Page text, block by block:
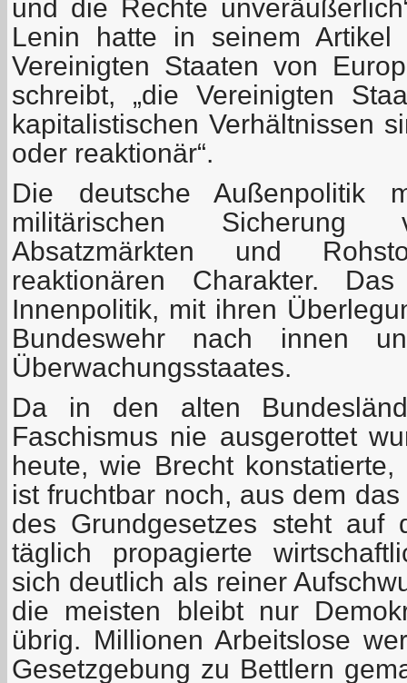
und die Rechte
Lenin hatte in seinem
Vereinigten Staaten von
schreibt, „die Vereinigten
kapitalistischen Verhältnissen
oder reaktionär“.
Die deutsche Außenpolitik
militärischen Sicherung
Absatzmärkten und
reaktionären Charakter.
Innenpolitik, mit ihren
Bundeswehr nach innen
Überwachungsstaates.
Da in den alten
Faschismus nie ausgerottet
heute, wie Brecht
ist fruchtbar noch, aus dem
des Grundgesetzes steht auf
täglich propagierte
sich deutlich als reiner
die meisten bleibt nur
übrig. Millionen Arbeitslose
Gesetzgebung zu Bettlern